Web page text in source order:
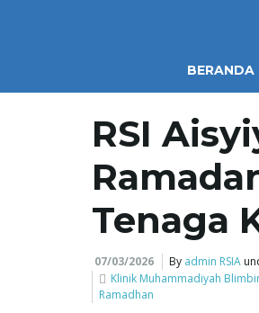
BERANDA
RSI
Tenaga
07/03/2026 By admin RSIA
Klinik Muhammadiyah
Ramadhan